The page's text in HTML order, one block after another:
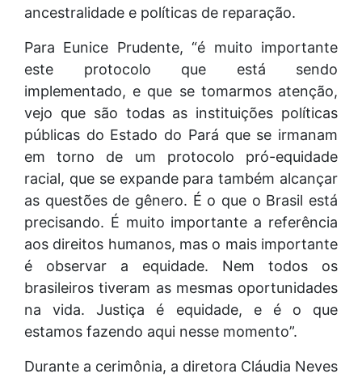
ancestralidade e políticas de reparação.
Para Eunice Prudente, “é muito importante
este protocolo que está sendo
implementado, e que se tomarmos atenção,
vejo que são todas as instituições políticas
públicas do Estado do Pará que se irmanam
em torno de um protocolo pró-equidade
racial, que se expande para também alcançar
as questões de gênero. É o que o Brasil está
precisando. É muito importante a referência
aos direitos humanos, mas o mais importante
é observar a equidade. Nem todos os
brasileiros tiveram as mesmas oportunidades
na vida. Justiça é equidade, e é o que
estamos fazendo aqui nesse momento”.
Durante a cerimônia, a diretora Cláudia Neves